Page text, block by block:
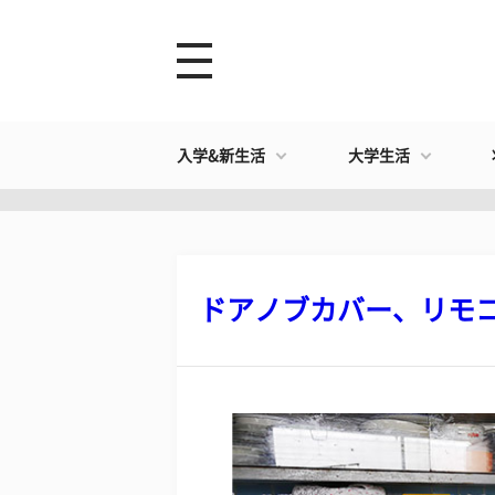
入学&新生活 大学生活
ドアノブカバー、リモ